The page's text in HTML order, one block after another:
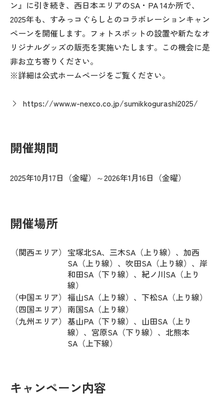
ン』に引き続き、西日本エリアのSA・PA 14か所で、
2025年も、すみっコぐらしとのコラボレーションキャン
ペーンを開催します。フォトスポットの設置や新たなオ
リジナルグッズの販売を実施いたします。この機会に是
非お立ち寄りください。
※詳細は公式ホームページをご覧ください。
https://www.w-nexco.co.jp/sumikkogurashi2025/
開催期間
2025年10月17日（金曜）～2026年1月16日（金曜）
開催場所
（関西エリア） 宝塚北SA、三木SA（上り線）、加西
SA（上り線）、吹田SA（上り線）、岸
和田SA（下り線）、紀ノ川SA（上り
線）
（中国エリア） 福山SA（上り線）、下松SA（上り線）
（四国エリア） 南国SA（上り線）
（九州エリア） 基山PA（下り線）、山田SA（上り
線）、宮原SA（下り線）、北熊本
SA（上下線）
キャンペーン内容